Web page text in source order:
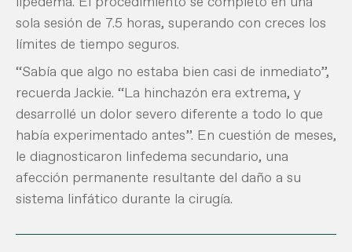
sola sesión de 7.5 horas, superando con creces los
límites de tiempo seguros.
“Sabía que algo no estaba bien casi de inmediato”,
recuerda Jackie. “La hinchazón era extrema, y
desarrollé un dolor severo diferente a todo lo que
había experimentado antes”. En cuestión de meses,
le diagnosticaron linfedema secundario, una
afección permanente resultante del daño a su
sistema linfático durante la cirugía.